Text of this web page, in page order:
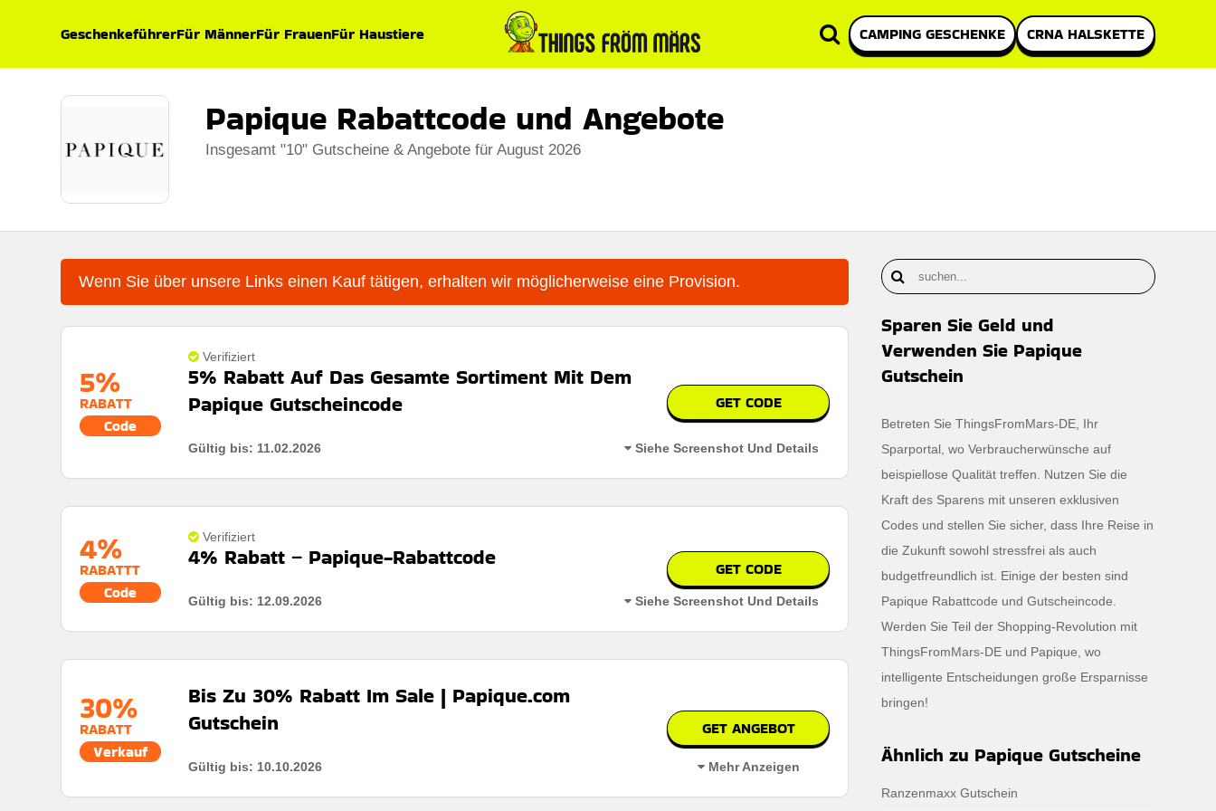
GeschenkeführerFür MännerFür FrauenFür Haustiere CAMPING GESCHENKE CRNA HALSKETTE
Papique Rabattcode und Angebote
Insgesamt "10" Gutscheine & Angebote für August 2026
Wenn Sie über unsere Links einen Kauf tätigen, erhalten wir möglicherweise eine Provision.
5%
RABATT
Code
Verifiziert
5% Rabatt Auf Das Gesamte Sortiment Mit Dem
Papique Gutscheincode
Gültig bis: 11.02.2026 Siehe Screenshot Und Details
GET CODE
4%
RABATTT
Code
Verifiziert
4% Rabatt – Papique-Rabattcode
Gültig bis: 12.09.2026 Siehe Screenshot Und Details
GET CODE
30%
RABATT
Verkauf
Bis Zu 30% Rabatt Im Sale | Papique.com
Gutschein
Gültig bis: 10.10.2026 Mehr Anzeigen
GET ANGEBOT
Sparen Sie Geld und
Verwenden Sie Papique
Gutschein
Betreten Sie ThingsFromMars-DE, Ihr
Sparportal, wo Verbraucherwünsche auf
beispiellose Qualität treffen. Nutzen Sie die
Kraft des Sparens mit unseren exklusiven
Codes und stellen Sie sicher, dass Ihre Reise in
die Zukunft sowohl stressfrei als auch
budgetfreundlich ist. Einige der besten sind
Papique Rabattcode und Gutscheincode.
Werden Sie Teil der Shopping-Revolution mit
ThingsFromMars-DE und Papique, wo
intelligente Entscheidungen große Ersparnisse
bringen!
Ähnlich zu Papique Gutscheine
Ranzenmaxx Gutschein